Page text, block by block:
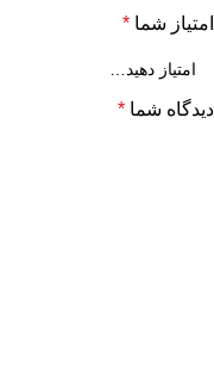
امتیاز شما *
دیدگاه شما *